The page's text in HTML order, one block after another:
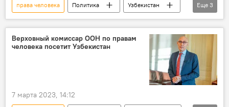
права человека Политика
Узбекистан
верховный комиссар
МИД Узбекистана
Встреча
Еще 3
Верховный комиссар ООН по правам
человека посетит Узбекистан
7 марта 2023, 14:12